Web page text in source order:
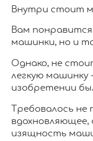
Внутри стоит
Вам
машинки, но и
Однако, не
легкую
изобретении
Требовалось
изящность